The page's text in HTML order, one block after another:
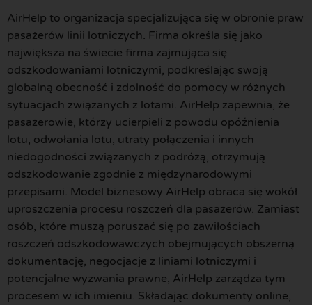
AirHelp to organizacja specjalizująca się w obronie praw
pasażerów linii lotniczych. Firma określa się jako
największa na świecie firma zajmująca się
odszkodowaniami lotniczymi, podkreślając swoją
globalną obecność i zdolność do pomocy w różnych
sytuacjach związanych z lotami. AirHelp zapewnia, że
pasażerowie, którzy ucierpieli z powodu opóźnienia
lotu, odwołania lotu, utraty połączenia i innych
niedogodności związanych z podróżą, otrzymują
odszkodowanie zgodnie z międzynarodowymi
przepisami. Model biznesowy AirHelp obraca się wokół
uproszczenia procesu roszczeń dla pasażerów. Zamiast
osób, które muszą poruszać się po zawiłościach
roszczeń odszkodowawczych obejmujących obszerną
dokumentację, negocjacje z liniami lotniczymi i
potencjalne wyzwania prawne, AirHelp zarządza tym
procesem w ich imieniu. Składając dokumenty online,